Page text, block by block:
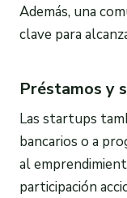
Además, una
clave para
Préstamos y
Las startups
bancarios o a
al
participación